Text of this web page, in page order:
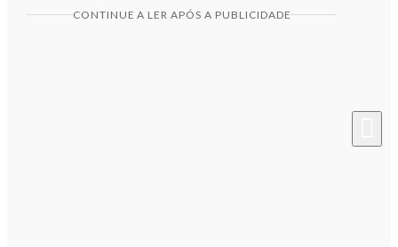
CONTINUE A LER APÓS A PUBLICIDADE